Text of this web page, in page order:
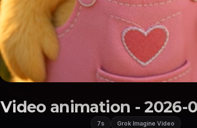
Video animation - 2026-
7s Grok Imagine Video